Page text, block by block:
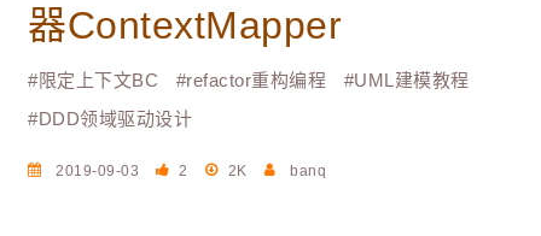
器ContextMapper
#限定上下文BC #refactor重构编程 #UML建模教程
#DDD领域驱动设计
2019-09-03 2 2K banq